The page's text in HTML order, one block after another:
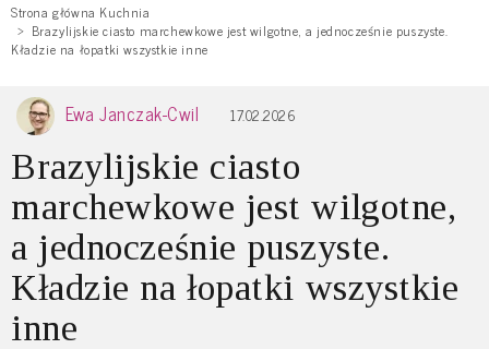
Strona główna Kuchnia
Brazylijskie ciasto marchewkowe jest wilgotne, a jednocześnie puszyste.
Kładzie na łopatki wszystkie inne
Ewa Janczak-Cwil 17.02.2026
Brazylijskie ciasto
marchewkowe jest wilgotne,
a jednocześnie puszyste.
Kładzie na łopatki wszystkie
inne